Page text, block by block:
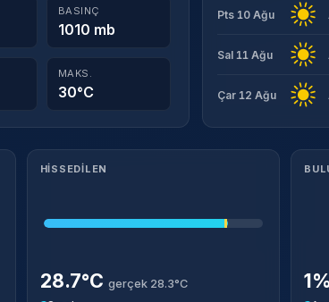
BASINÇ
1010 mb
MAKS.
30°C
Pts 10 Ağu
Sal 11 Ağu
Çar 12 Ağu
HISSEDILEN
28.7°C gerçek 28.3°C 1%